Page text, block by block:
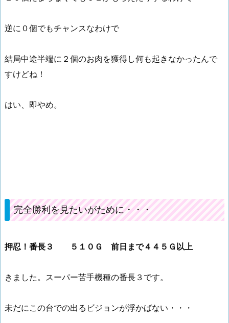
逆に０個でもチャンスなわけで
結局中途半端に２個のお肉を獲得し何も起きなかったんで
すけどね！
はい、即やめ。
完全勝利を見たいがために・・・
押忍！番長３ ５１０Ｇ 前日まで４４５Ｇ以上
きました。スーパー苦手機種の番長３です。
未だにこの台での出るビジョンが浮かばない・・・